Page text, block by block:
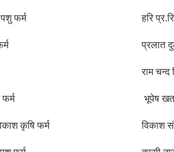
फर्म हरि
प्रलात
राम चन्द
भूपेष
कृषि फर्म विकाश